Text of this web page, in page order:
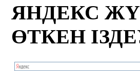
ЯНДЕКС
ӨТКЕН